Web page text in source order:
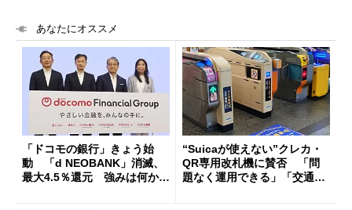
あなたにオススメ
「ドコモの銀行」きょう始
動 「d NEOBANK」消滅、
最大4.5％還元 強みは何か解
“Suicaが使えない”クレカ・
QR専用改札機に賛否 「問
題なく運用できる」「交通系I